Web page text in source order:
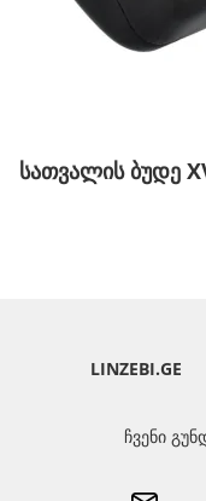
სათვალის ბუდე
LINZEBI.GE
ჩვენი